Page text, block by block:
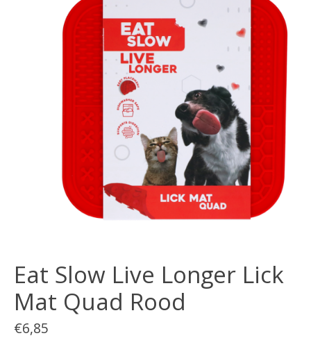
Eat Slow Live Longer Lick
Mat Quad Rood
€6,85